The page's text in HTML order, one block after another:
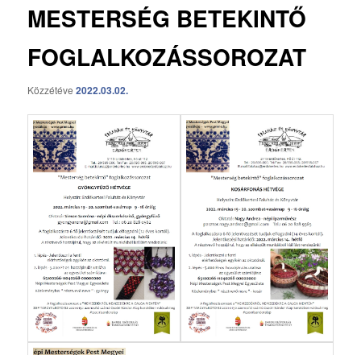
MESTERSÉG BETEKINTŐ
FOGLALKOZÁSSOROZAT
Közzétéve2022.03.02.